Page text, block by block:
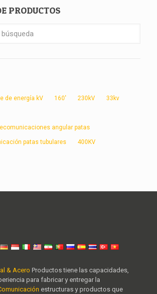
PRODUCTOS
de energía kV 160' 230kV 33kv
angular patas
patas tubulares 400KV
& Acero Productos tiene las capacidades,
para fabricar y entregar la
estructuras y productos que